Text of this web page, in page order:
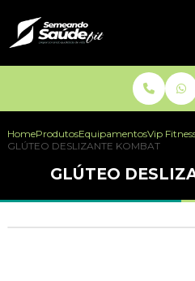
HomeProdutosEquipamentosVip
GLÚTEO DESLIZANTE KOMBAT
GLÚTEO